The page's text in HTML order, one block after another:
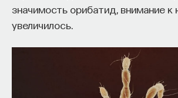
значимость орибатид, внимание к
увеличилось.